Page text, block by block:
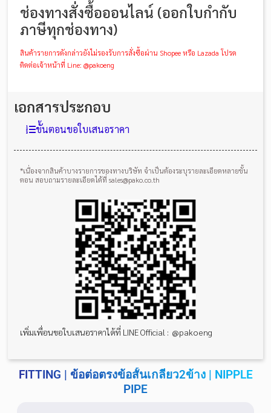
ช่องทางสั่งซื้อออนไลน์ (ออกใบกำกับ
ภาษีทุกช่องทาง)
สินค้ารายการดังกล่าวยังไม่รองรับการสั่งซื้อผ่าน Shopee หรือ Lazada โปรด
ติดต่อเจ้าหน้าที่ Line: @pakoeng
เอกสารประกอบ
ขั้นตอนขอใบเสนอราคา
*เนื่องจากสินค้าบางรายการของทางบริษัท จำเป็นต้องระบุรายละเอียดหลายขั้น
ตอน สอบถามรายละเอียดได้ที่ sales@pako.co.th
เพิ่มเพื่อนขอใบเสนอราคาได้ที่ LINE Official : @pakoeng
FITTING | ข้อต่อตรงข้อสั้นเกลียว2ข้าง | NIPPLE
PIPE